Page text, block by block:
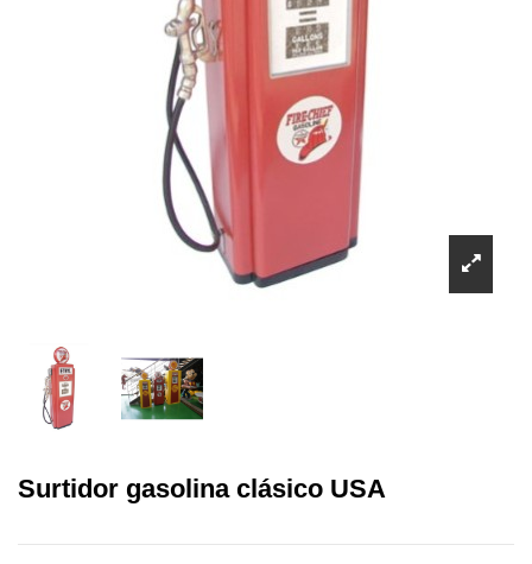
Surtidor gasolina clásico USA